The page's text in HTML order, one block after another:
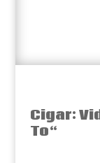
Cigar:
To“